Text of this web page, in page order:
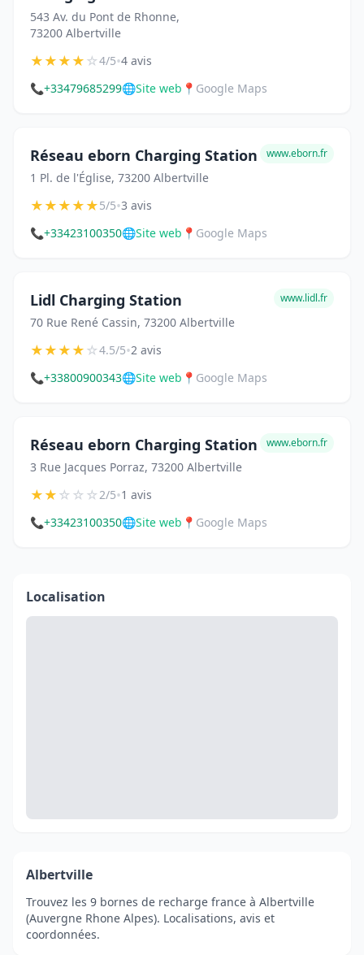
543 Av. du Pont de Rhonne,
73200 Albertville
★★★★☆4/5•4 avis
📞+33479685299🌐Site web 📍 Google Maps
Réseau eborn Charging Station
1 Pl. de l'Église, 73200 Albertville
www.eborn.fr
★★★★★5/5•3 avis
📞+33423100350🌐Site web 📍 Google Maps
Lidl Charging Station
70 Rue René Cassin, 73200 Albertville
www.lidl.fr
★★★★☆4.5/5•2 avis
📞+33800900343🌐Site web 📍 Google Maps
Réseau eborn Charging Station
3 Rue Jacques Porraz, 73200 Albertville
www.eborn.fr
★★☆☆☆2/5•1 avis
📞+33423100350🌐Site web 📍 Google Maps
Localisation
Albertville
Trouvez les 9 bornes de recharge france à Albertville
(Auvergne Rhone Alpes). Localisations, avis et
coordonnées.